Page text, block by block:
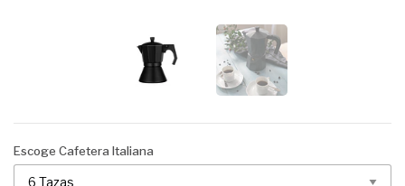
Escoge Cafetera Italiana